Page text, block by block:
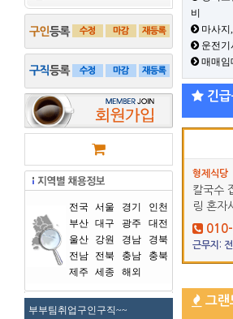
전국 서울 경기
인천
부산 대구 광주
대전
울산
강원 경남
경북
전남
전북 충남
충북
제주
세종 해외
부부팀취업구인구직~~
비
마사지
운전기
매매임
긴
형제식당
칼국수
링 혼자
근무지:
그랜